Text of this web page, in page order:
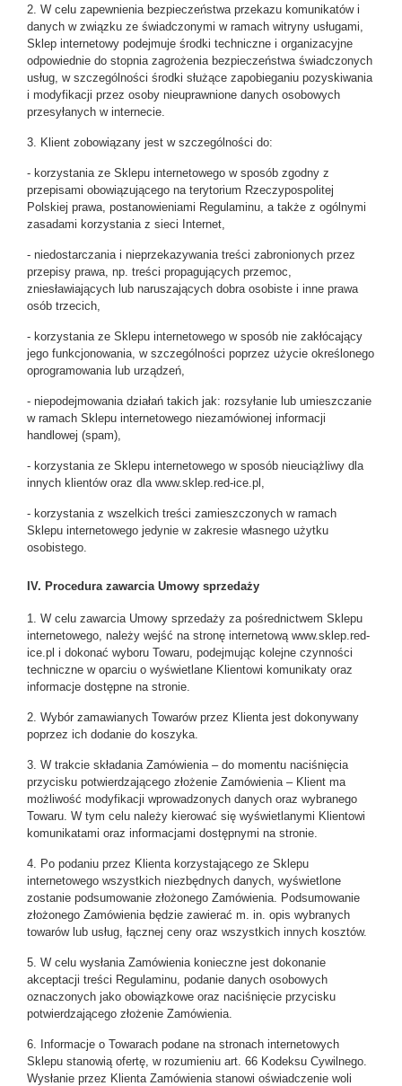
2. W celu zapewnienia bezpieczeństwa przekazu komunikatów i
danych w związku ze świadczonymi w ramach witryny usługami,
Sklep internetowy podejmuje środki techniczne i organizacyjne
odpowiednie do stopnia zagrożenia bezpieczeństwa świadczonych
usług, w szczególności środki służące zapobieganiu pozyskiwania
i modyfikacji przez osoby nieuprawnione danych osobowych
przesyłanych w internecie.
3. Klient zobowiązany jest w szczególności do:
- korzystania ze Sklepu internetowego w sposób zgodny z
przepisami obowiązującego na terytorium Rzeczypospolitej
Polskiej prawa, postanowieniami Regulaminu, a także z ogólnymi
zasadami korzystania z sieci Internet,
- niedostarczania i nieprzekazywania treści zabronionych przez
przepisy prawa, np. treści propagujących przemoc,
zniesławiających lub naruszających dobra osobiste i inne prawa
osób trzecich,
- korzystania ze Sklepu internetowego w sposób nie zakłócający
jego funkcjonowania, w szczególności poprzez użycie określonego
oprogramowania lub urządzeń,
- niepodejmowania działań takich jak: rozsyłanie lub umieszczanie
w ramach Sklepu internetowego niezamówionej informacji
handlowej (spam),
- korzystania ze Sklepu internetowego w sposób nieuciążliwy dla
innych klientów oraz dla www.sklep.red-ice.pl,
- korzystania z wszelkich treści zamieszczonych w ramach
Sklepu internetowego jedynie w zakresie własnego użytku
osobistego.
IV. Procedura zawarcia Umowy sprzedaży
1. W celu zawarcia Umowy sprzedaży za pośrednictwem Sklepu
internetowego, należy wejść na stronę internetową www.sklep.red-
ice.pl i dokonać wyboru Towaru, podejmując kolejne czynności
techniczne w oparciu o wyświetlane Klientowi komunikaty oraz
informacje dostępne na stronie.
2. Wybór zamawianych Towarów przez Klienta jest dokonywany
poprzez ich dodanie do koszyka.
3. W trakcie składania Zamówienia – do momentu naciśnięcia
przycisku potwierdzającego złożenie Zamówienia – Klient ma
możliwość modyfikacji wprowadzonych danych oraz wybranego
Towaru. W tym celu należy kierować się wyświetlanymi Klientowi
komunikatami oraz informacjami dostępnymi na stronie.
4. Po podaniu przez Klienta korzystającego ze Sklepu
internetowego wszystkich niezbędnych danych, wyświetlone
zostanie podsumowanie złożonego Zamówienia. Podsumowanie
złożonego Zamówienia będzie zawierać m. in. opis wybranych
towarów lub usług, łącznej ceny oraz wszystkich innych kosztów.
5. W celu wysłania Zamówienia konieczne jest dokonanie
akceptacji treści Regulaminu, podanie danych osobowych
oznaczonych jako obowiązkowe oraz naciśnięcie przycisku
potwierdzającego złożenie Zamówienia.
6. Informacje o Towarach podane na stronach internetowych
Sklepu stanowią ofertę, w rozumieniu art. 66 Kodeksu Cywilnego.
Wysłanie przez Klienta Zamówienia stanowi oświadczenie woli